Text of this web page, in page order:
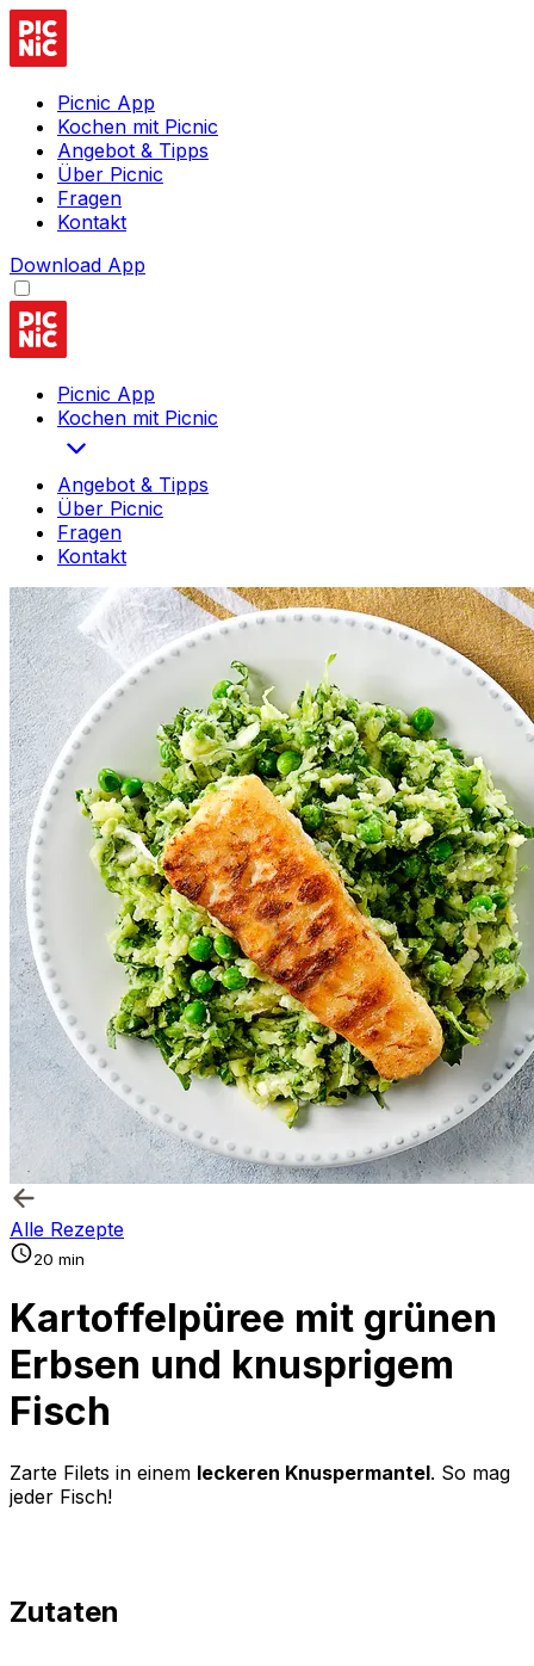
Picnic App
Kochen mit Picnic
Angebot & Tipps
Über Picnic
Fragen
Kontakt
Download App
Picnic App
Kochen mit Picnic
Angebot & Tipps
Über Picnic
Fragen
Kontakt
Alle Rezepte
20 min
Kartoffelpüree mit grünen
Erbsen und knusprigem
Fisch
Zarte Filets in einem leckeren Knuspermantel. So mag
jeder Fisch!
Zutaten